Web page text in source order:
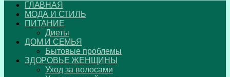
ГЛАВНАЯ
МОДА И СТИЛЬ
ПИТАНИЕ
Диеты
ДОМ И СЕМЬЯ
Бытовые проблемы
ЗДОРОВЬЕ ЖЕНЩИНЫ
Уход за волосами